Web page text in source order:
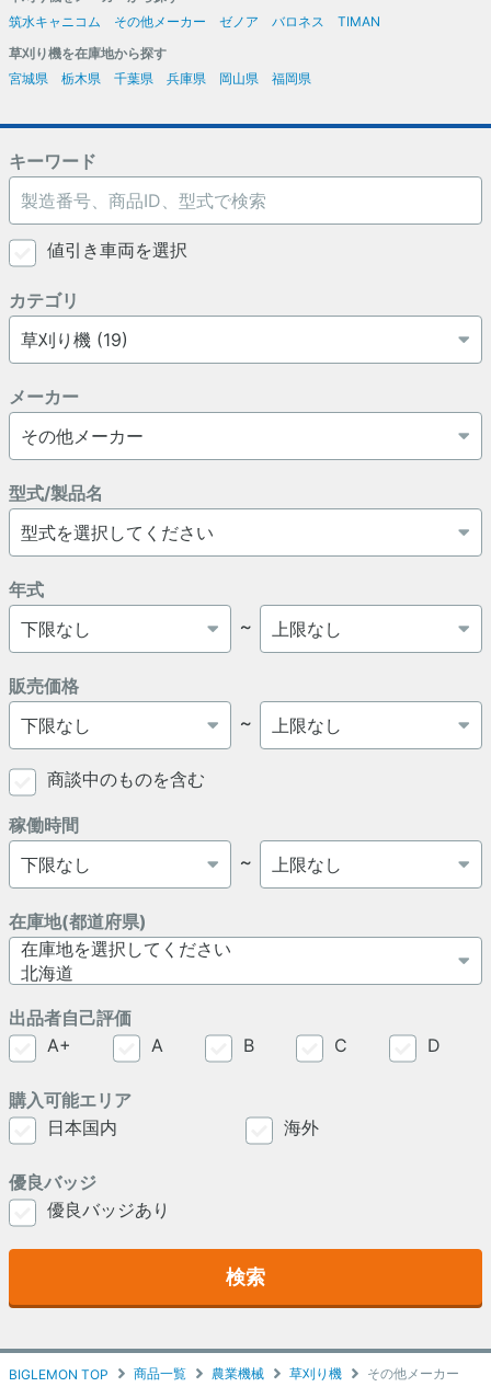
BIGLEMON TOP 商品一覧 農業機械 草刈り機 その他メーカー
筑水キャニコム
その他メーカー ゼノア バロネス
TIMAN
草刈り機を在庫地から探す
宮城県
栃木県 千葉県 兵庫県 岡山県 福岡県
キーワード
値引き車両を選択
カテゴリ
メーカー
型式/製品名
年式
～
販売価格
～
商談中のものを含む
稼働時間
～
在庫地(都道府県)
出品者自己評価
A+
A B C D
購入可能エリア
日本国内
海外
優良バッジ
優良バッジあり
検索